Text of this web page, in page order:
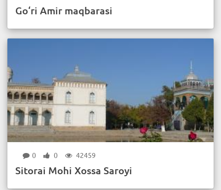
Go‘ri Amir maqbarasi
0 0 42459
Sitоrаi Mоhi Хоssа Saroyi